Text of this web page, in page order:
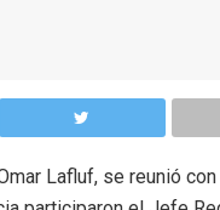
Lafluf, se reunió